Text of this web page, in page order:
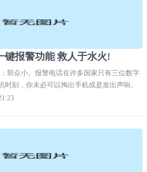
键报警功能 救人于水火!
：郭众小。报警电话在许多国家只有三位数字
时刻，你未必可以掏出手机或是发出声响。